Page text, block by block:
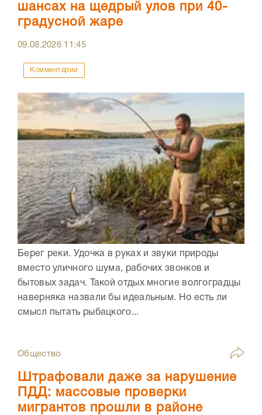
шансах на щедрый улов при 40-
градусной жаре
09.08.2026 11:45
Комментарии
Берег реки. Удочка в руках и звуки природы
вместо уличного шума, рабочих звонков и
бытовых задач. Такой отдых многие волгоградцы
наверняка назвали бы идеальным. Но есть ли
смысл пытать рыбацкого...
Общество
Штрафовали даже за нарушение
ПДД: массовые проверки
мигрантов прошли в районе